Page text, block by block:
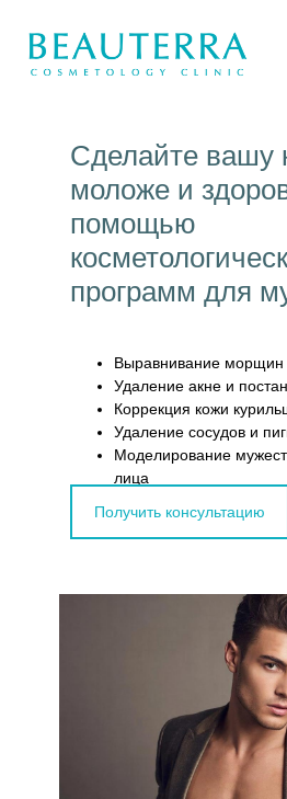
Сделайте вашу
моложе и
помощью
программ для
Выравнивание морщин
Удаление акне и
Коррекция кожи
Удаление сосудов и
Моделирование
лица
Получить консультацию